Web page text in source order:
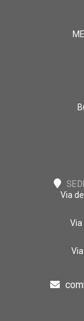
Via
Via